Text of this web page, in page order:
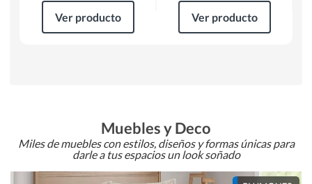
Ver producto Ver producto
Muebles y Deco
Miles de muebles con estilos, diseños y formas únicas para
darle a tus espacios un look soñado